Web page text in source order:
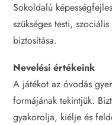
Sokoldalú
szükséges testi,
biztosítása.
Nevelési értékeink
A játékot az óvodás
formájának tekintjük.
gyakorolja, kiélje és